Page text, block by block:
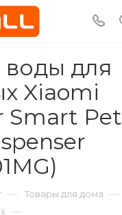
воды для
Xiaomi
Smart Pet
— Товары для дома —
—